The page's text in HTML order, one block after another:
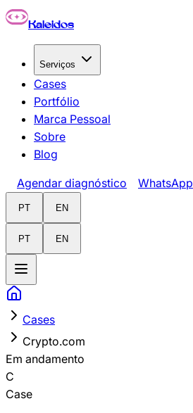
Pular para o conteúdo principal
Kaleidos
Serviços
Cases
Portfólio
Marca Pessoal
Sobre
Blog
Agendar diagnóstico WhatsApp
PT EN
PT EN
Cases
Crypto.com
Em andamento
C
Case